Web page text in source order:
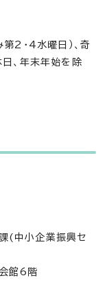
2・4水曜日）、奇
日、年末年始を除
(中小企業振興セ
館6階